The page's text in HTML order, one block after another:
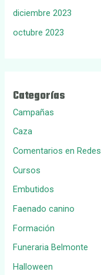
diciembre 2023
octubre 2023
Categorías
Campañas
Caza
Comentarios en Redes
Cursos
Embutidos
Faenado canino
Formación
Funeraria Belmonte
Halloween